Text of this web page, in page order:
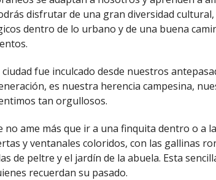
disfrutar de una gran diversidad
dentro de lo urbano y de una buena
fue inculcado desde nuestros
es nuestra herencia campesina,
tan orgullosos.
no ame más que ir a una finquita dentro o a
y ventanales coloridos, con las gallinas
de peltre y el jardín de la abuela. Esta
recuerdan su pasado.